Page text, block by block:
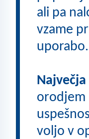
ali pa
vzame
uporabo.
orodjem
voljo v